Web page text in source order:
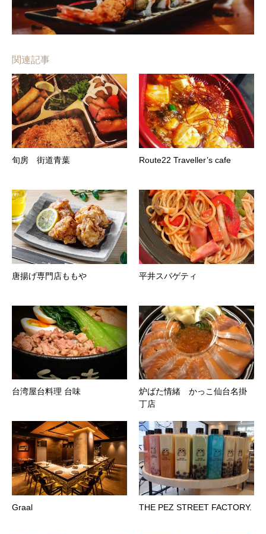
関連記事
旬房 街道青葉 Route22 Traveller’s cafe
唐揚げ専門店ももや 平井スパゲティ
台湾屋台料理 台味
炉ばた情緒 かっこ仙台名掛
丁店
Graal THE PEZ STREET FACTORY.